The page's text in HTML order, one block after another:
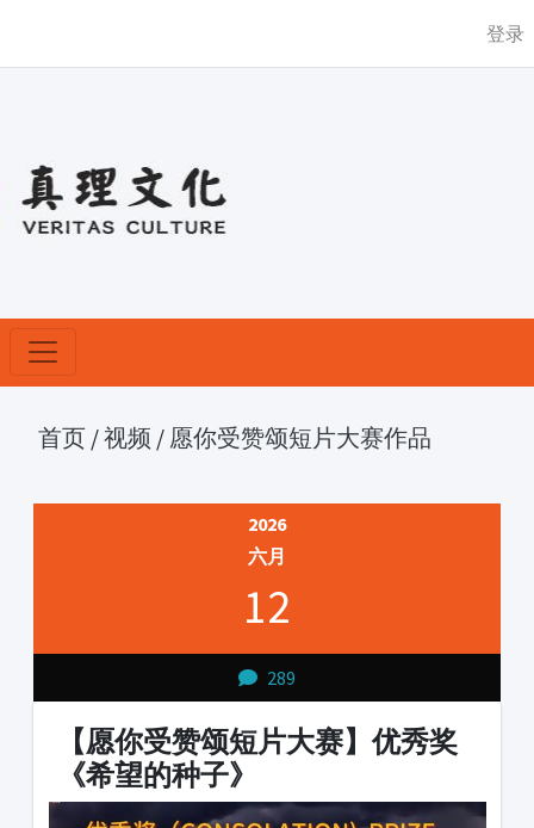
登录
首页 /视频 / 愿你受赞颂短片大赛作品
2026
六月
12
289
【愿你受赞颂短片大赛】优秀奖
《希望的种子》
Video